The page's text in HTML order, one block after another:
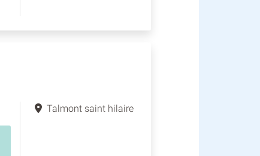
Talmont saint hilaire